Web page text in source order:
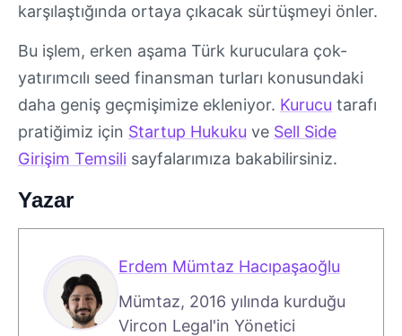
karşılaştığında ortaya çıkacak sürtüşmeyi önler.
Bu işlem, erken aşama Türk kuruculara çok-
yatırımcılı seed finansman turları konusundaki
daha geniş geçmişimize ekleniyor. Kurucu tarafı
pratiğimiz için Startup Hukuku ve Sell Side
Girişim Temsili sayfalarımıza bakabilirsiniz.
Yazar
Erdem Mümtaz Hacıpaşaoğlu
Mümtaz, 2016 yılında kurduğu
Vircon Legal'in Yönetici